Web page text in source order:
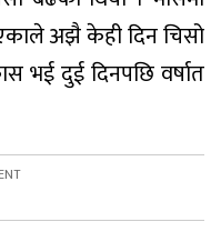
अझै केही दिन चिसो
भई दुई दिनपछि वर्षात